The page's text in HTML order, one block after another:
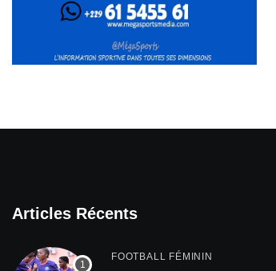
Articles Récents
FOOTBALL FÉMININ